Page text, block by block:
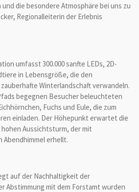
die besondere Atmosphäre bei uns zu
Regionalleiterin der Erlebnis
umfasst 300.000 sanfte LEDs, 2D-
in Lebensgröße, die den
Winterlandschaft verwandeln.
begegnen Besucher beleuchteten
Fuchs und Eule, die zum
einladen. Der Höhepunkt erwartet die
Aussichtsturm, der mit
Abendhimmel erhellt.
auf der Nachhaltigkeit der
Abstimmung mit dem Forstamt wurden